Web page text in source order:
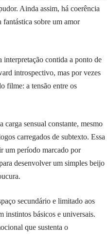
Ainda assim, há coerência
fantástica sobre um amor
interpretação contida a ponto de
introspectivo, mas por vezes
filme: a tensão entre os
carga sensual constante, mesmo
carregados de subtexto. Essa
um período marcado por
desenvolver um simples beijo
secundário e limitado aos
instintos básicos e universais.
que sustenta o